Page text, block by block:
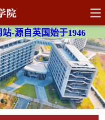
-源自英国始于1946